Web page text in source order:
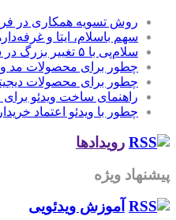
روش تسویه همکاری در
سهم باسلام، ایتا و
سلام‌پی با ۵ تغییر بزرگ در سال جدید
چطور برای محصولات مد و
چطور برای محصولات
راهنمای ساخت ویدئو
چطور با ویدئو اعتماد
رویدادها
پیشنهاد ویژه
آموزش‌ ویدئویی